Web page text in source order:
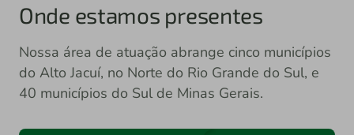
Onde estamos presentes
Nossa área de atuação abrange cinco municípios
do Alto Jacuí, no Norte do Rio Grande do Sul, e
40 municípios do Sul de Minas Gerais.